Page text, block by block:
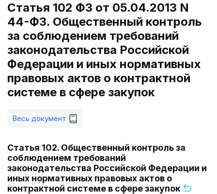
Статья 102 ФЗ от 05.04.2013 N
44-ФЗ. Общественный контроль
за соблюдением требований
законодательства Российской
Федерации и иных нормативных
правовых актов о контрактной
системе в сфере закупок
Весь документ
Статья 102. Общественный контроль за
соблюдением требований
законодательства Российской Федерации и
иных нормативных правовых актов о
контрактной системе в сфере закупок